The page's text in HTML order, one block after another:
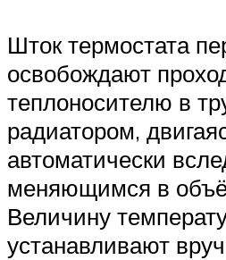
Шток термостата
освобождают
теплоносителю в
радиатором,
автоматически
меняющимся в
Величину
устанавливают